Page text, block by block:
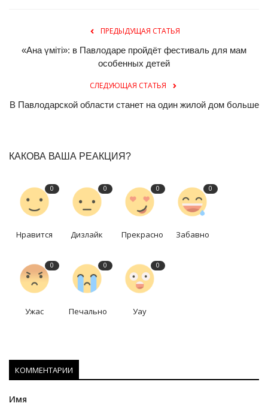
ПРЕДЫДУЩАЯ СТАТЬЯ
«Ана үміті»: в Павлодаре пройдёт фестиваль для мам
особенных детей
СЛЕДУЮЩАЯ СТАТЬЯ
В Павлодарской области станет на один жилой дом больше
КАКОВА ВАША РЕАКЦИЯ?
0
Нравится
0
Дизлайк
0
Прекрасно
0
Забавно
0
Ужас
0
Печально
0
Уау
КОММЕНТАРИИ
Имя